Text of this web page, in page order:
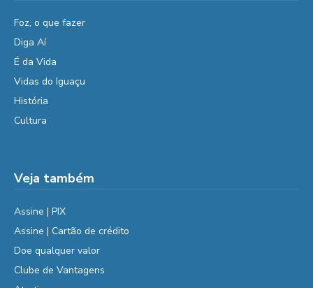
Foz, o que fazer
Diga Aí
É da Vida
Vidas do Iguaçu
História
Cultura
Veja também
Assine | PIX
Assine | Cartão de crédito
Doe qualquer valor
Clube de Vantagens